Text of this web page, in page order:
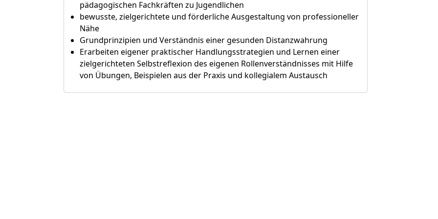
pädagogischen Fachkräften zu Jugendlichen
bewusste, zielgerichtete und förderliche Ausgestaltung von professioneller
Nähe
Grundprinzipien und Verständnis einer gesunden Distanzwahrung
Erarbeiten eigener praktischer Handlungsstrategien und Lernen einer
zielgerichteten Selbstreflexion des eigenen Rollenverständnisses mit Hilfe
von Übungen, Beispielen aus der Praxis und kollegialem Austausch